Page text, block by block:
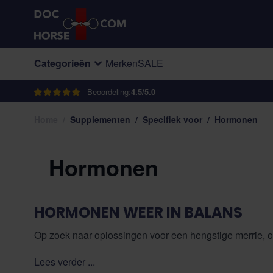
Ga naar de inhoud
Beoordeling:4.5/5.0
Categorieën MerkenSALE
Supplementen / Specifiek voor / Hormonen
Hormonen
HORMONEN WEER IN BALANS
Op zoek naar oplossingen voor een hengstige
vitaliteit. Reviews beamen de werking van
Lees verder ...